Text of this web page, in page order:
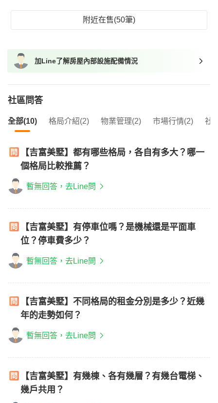
我想找配備瓦斯爐的物件
我想找具垃圾處理的物件
我想找近捷運的物件
附近在售(50筆)
加Line了解房屋內部設施配備情況
社區問答
全部(10) 格局介紹(2) 物業管理(2) 市場行情(2) 社
【吉富美墅】都有哪些格局，各自有多大？哪一
個格局比較推薦？
暫無回答，去Line問
【吉富美墅】有停車位嗎？是機械還是平面車
位？停車費多少？
暫無回答，去Line問
【吉富美墅】不同格局的租金分別是多少？近幾
年的走勢如何？
暫無回答，去Line問
【吉富美墅】有幾棟、各有幾層？有幾台電梯、
幾戶共用？